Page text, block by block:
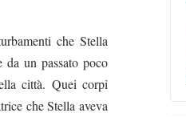
che Stella
da un passato poco
città. Quei corpi
che Stella aveva